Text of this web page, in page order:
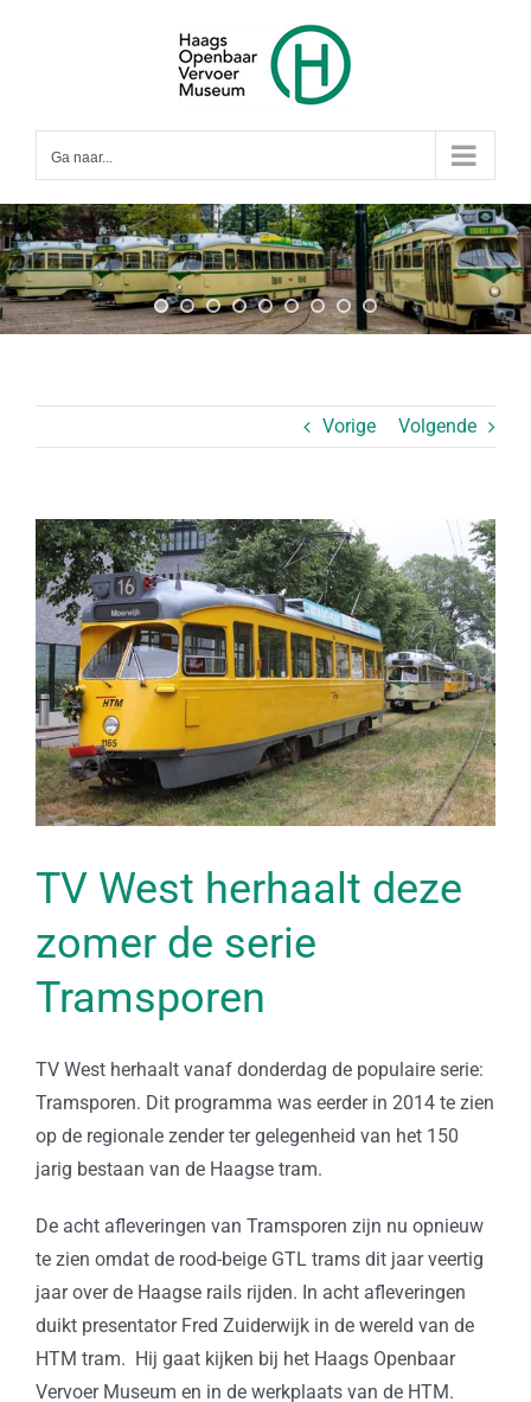
Ga naar...
Vorige Volgende
Bekijk
grotere
afbeelding
TV West herhaalt deze
zomer de serie
Tramsporen
TV West herhaalt vanaf donderdag de populaire serie:
Tramsporen. Dit programma was eerder in 2014 te zien
op de regionale zender ter gelegenheid van het 150
jarig bestaan van de Haagse tram.
De acht afleveringen van Tramsporen zijn nu opnieuw
te zien omdat de rood-beige GTL trams dit jaar veertig
jaar over de Haagse rails rijden. In acht afleveringen
duikt presentator Fred Zuiderwijk in de wereld van de
HTM tram. Hij gaat kijken bij het Haags Openbaar
Vervoer Museum en in de werkplaats van de HTM.